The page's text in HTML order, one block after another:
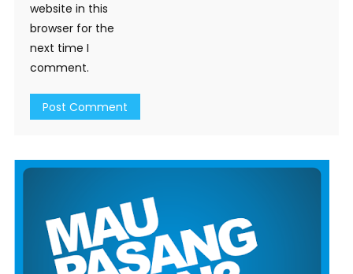
website in this
browser for the
next time I
comment.